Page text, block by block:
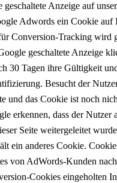
Anzeige auf
Adwords ein Cookie auf
Conversion-Tracking wird
geschaltete Anzeige
30 Tagen ihre Gültigkeit
Besucht der
und das Cookie ist noch
erkennen, dass der Nutzer
Seite weitergeleitet
ein anderes Cookie.
von AdWords-Kunden
Cookies eingeholten